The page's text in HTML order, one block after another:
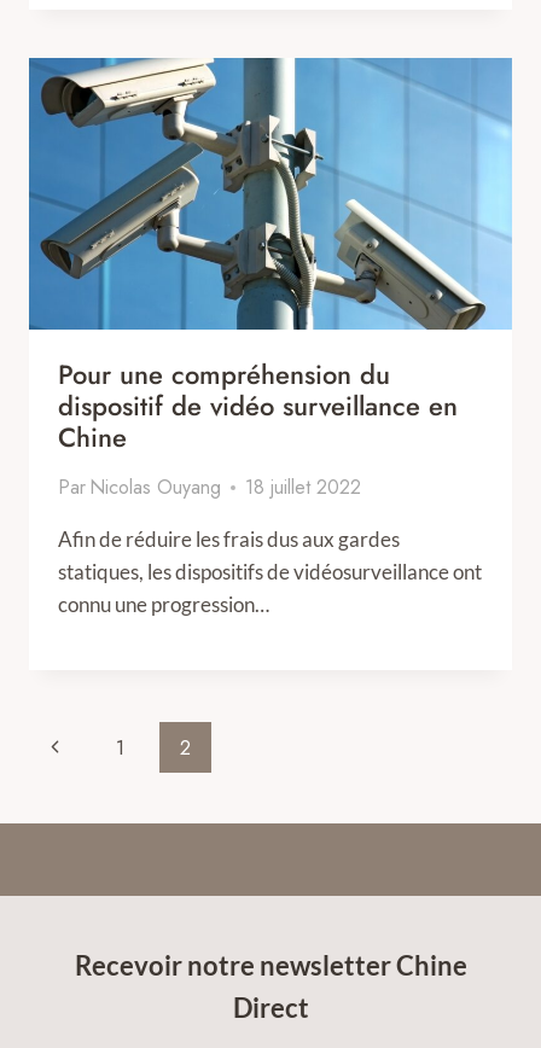
Pour une compréhension du
dispositif de vidéo surveillance en
Chine
Par Nicolas Ouyang 18 juillet 2022
Afin de réduire les frais dus aux gardes
statiques, les dispositifs de vidéosurveillance ont
connu une progression…
Page
navigation
Previous1 2
Recevoir notre newsletter Chine
Direct